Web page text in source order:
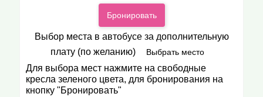
Бронировать
Выбор места в автобусе за дополнительную
плату (по желанию)
Выбрать место
Для выбора мест нажмите на свободные
кресла зеленого цвета, для бронирования на
кнопку "Бронировать"